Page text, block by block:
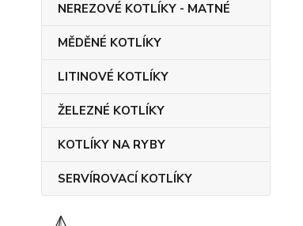
NEREZOVÉ KOTLÍKY - MATNÉ
MĚDĚNÉ KOTLÍKY
LITINOVÉ KOTLÍKY
ŽELEZNÉ KOTLÍKY
KOTLÍKY NA RYBY
SERVÍROVACÍ KOTLÍKY